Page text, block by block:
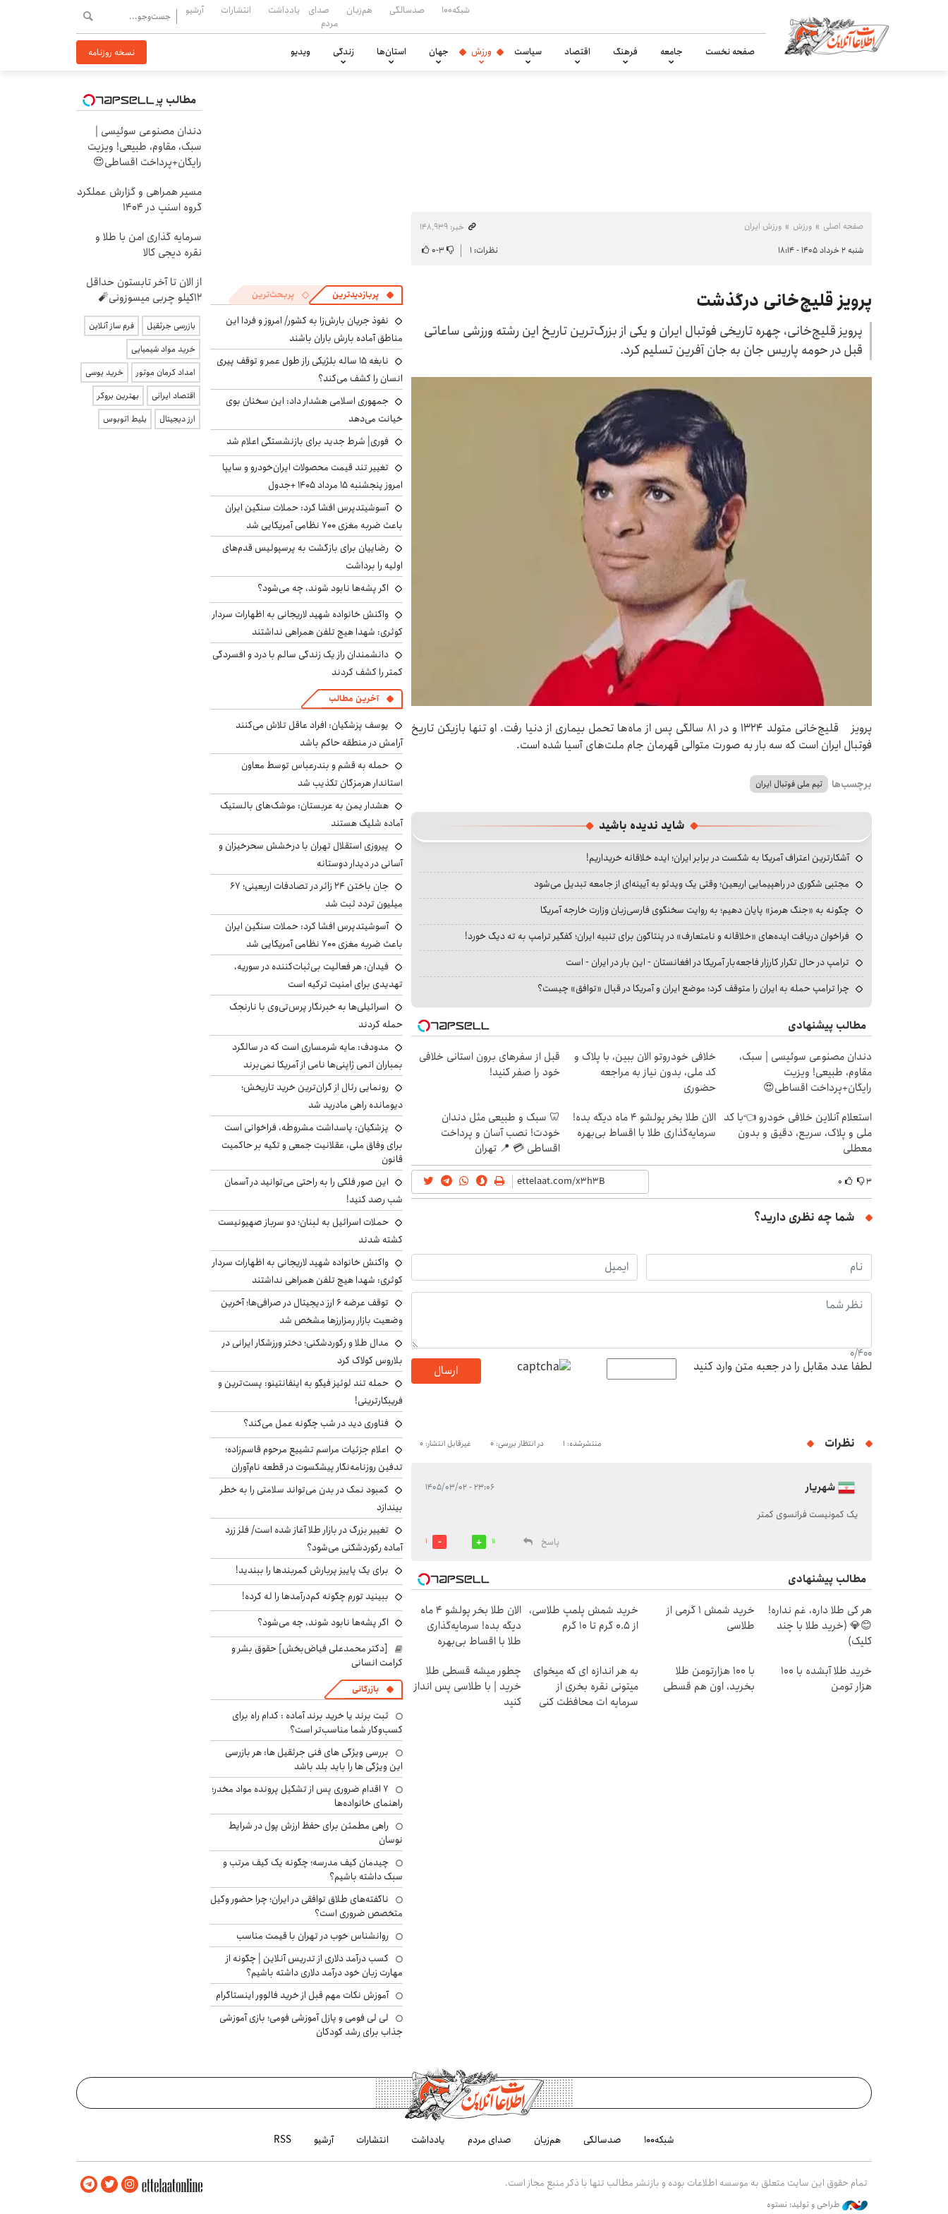
شبکه۱۰۰ صدسالگی هم‌زبان
صدای
مردم
یادداشت انتشارات آرشیو
صفحه نخست جامعه فرهنگ اقتصاد سیاست ورزش جهان استان‌ها زندگی ویدیو نسخه روزنامه
صفحه اصلی ورزش ورزش ایران
خبر: ۱۴۸٬۹۳۹
شنبه ۲ خرداد ۱۴۰۵ - ۱۸:۱۴
نظرات: ۱ ۳-۰
پرویز قلیچ‌خانی درگذشت
پرویز قلیچ‌خانی، چهره تاریخی فوتبال ایران و یکی از بزرگ‌ترین تاریخ این رشته ورزشی ساعاتی
قبل در حومه پاریس جان به جان آفرین تسلیم کرد.
پرویز قلیچ‌خانی متولد ۱۳۲۴ و در 81 سالگی پس از ماه‌ها تحمل بیماری از دنیا رفت. او تنها بازیکن تاریخ
فوتبال ایران است که سه بار به صورت متوالی قهرمان جام ملت‌های آسیا شده است.
برچسب‌ها تیم ملی فوتبال ایران
شاید ندیده باشید
آشکارترین اعتراف آمریکا به شکست در برابر ایران؛ ایده خلاقانه خریداریم!
مجتبی شکوری در راهپیمایی اربعین؛ وقتی یک ویدئو به آیینه‌ای از جامعه تبدیل می‌شود
چگونه به «جنگ هرمز» پایان دهیم؛ به روایت سخنگوی فارسی‌زبان وزارت خارجه آمریکا
فراخوان دریافت ایده‌های «خلاقانه و نامتعارف» در پنتاگون برای تنبیه ایران؛ کفگیر ترامپ به ته دیگ خورد!
ترامپ در حال تکرار کارزار فاجعه‌بار آمریکا در افغانستان - این بار در ایران - است
چرا ترامپ حمله به ایران را متوقف کرد؛ موضع ایران و آمریکا در قبال «توافق» چیست؟
مطالب پیشنهادی
دندان مصنوعی سوئیسی | سبک،
مقاوم، طبیعی! ویزیت
رایگان+پرداخت اقساطی😍
خلافی خودروتو الان ببین، با پلاک و
کد ملی، بدون نیاز به مراجعه
حضوری
قبل از سفرهای برون استانی خلافی
خود را صفر کنید!
استعلام آنلاین خلافی خودرو 👈با کد
ملی و پلاک، سریع، دقیق و بدون
معطلی
الان طلا بخر پولشو 4 ماه دیگه بده!
سرمایه‌گذاری طلا با اقساط بی‌بهره
🦷 سبک و طبیعی مثل دندان
خودت! نصب آسان و پرداخت
اقساطی 💳 📍 تهران
۳ ۰
شما چه نظری دارید؟
0/400
لطفا عدد مقابل را در جعبه متن وارد کنید ارسال
نظرات منتشرشده: 1 در انتظار بررسی: 0 غیرقابل انتشار: 0
شهریار ۲۳:۰۶ - ۱۴۰۵/۰۳/۰۲
یک کمونیست فرانسوی کمتر
پاسخ
11
1
مطالب پیشنهادی
هر کی طلا داره، غم نداره!
😊💎 (خرید طلا با چند
کلیک)
خرید شمش 1 گرمی از
طلاسی
خرید شمش پلمپ طلاسی،
از ۰.۵ گرم تا ۱۰ گرم
الان طلا بخر پولشو 4 ماه
دیگه بده! سرمایه‌گذاری
طلا با اقساط بی‌بهره
خرید طلا آبشده با 100
هزار تومن
با ۱۰۰ هزارتومن طلا
بخرید، اون هم قسطی
به هر اندازه ای که میخوای
میتونی نقره بخری از
سرمایه ات محافظت کنی
چطور میشه قسطی طلا
خرید | با طلاسی پس انداز
کنید
پربازدیدترین پربحث‌ترین
نفوذ جریان بارش‌زا به کشور/ امروز و فردا این
مناطق آماده بارش باران باشند
نابغه ۱۵ ساله بلژیکی راز طول عمر و توقف پیری
انسان را کشف می‌کند؟
جمهوری اسلامی هشدار داد: این سخنان بوی
خیانت می‌دهد
فوری| شرط جدید برای بازنشستگی اعلام شد
تغییر تند قیمت محصولات ایران‌خودرو و سایپا
امروز پنجشنبه ۱۵ مرداد ۱۴۰۵ +جدول
آسوشیتدپرس افشا کرد: حملات سنگین ایران
باعث ضربه مغزی ۷۰۰ نظامی آمریکایی شد
رضاییان برای بازگشت به پرسپولیس قدم‌های
اولیه را برداشت
اگر پشه‌ها نابود شوند، چه می‌شود؟
واکنش خانواده شهید لاریجانی به اظهارات سردار
کوثری: شهدا هیچ تلفن همراهی نداشتند
دانشمندان راز یک زندگی سالم با درد و افسردگی
کمتر را کشف کردند
آخرین مطالب
یوسف پزشکیان: افراد عاقل تلاش می‌کنند
آرامش در منطقه حاکم باشد
حمله به قشم و بندرعباس توسط معاون
استاندار هرمزگان تکذیب شد
هشدار یمن به عربستان: موشک‌های بالستیک
آماده شلیک هستند
پیروزی استقلال تهران با درخشش سحرخیزان و
آسانی در دیدار دوستانه
جان باختن ۲۴ زائر در تصادفات اربعینی؛ ۶۷
میلیون تردد ثبت شد
آسوشیتدپرس افشا کرد: حملات سنگین ایران
باعث ضربه مغزی ۷۰۰ نظامی آمریکایی شد
فیدان: هر فعالیت بی‌ثبات‌کننده در سوریه،
تهدیدی برای امنیت ترکیه است
اسرائیلی‌ها به خبرنگار پرس‌تی‌وی با نارنجک
حمله کردند
مدودف: مایه شرمساری است که در سالگرد
بمباران اتمی ژاپنی‌ها نامی از آمریکا نمی‌برند
رونمایی رئال از گران‌ترین خرید تاریخش؛
دیومانده راهی مادرید شد
پزشکیان: پاسداشت مشروطه، فراخوانی است
برای وفاق ملی، عقلانیت جمعی و تکیه بر حاکمیت
قانون
این صور فلکی را به راحتی می‌توانید در آسمان
شب رصد کنید!
حملات اسرائیل به لبنان؛ دو سرباز صهیونیست
کشته شدند
واکنش خانواده شهید لاریجانی به اظهارات سردار
کوثری: شهدا هیچ تلفن همراهی نداشتند
توقف عرضه ۶ ارز دیجیتال در صرافی‌ها؛ آخرین
وضعیت بازار رمزارزها مشخص شد
مدال طلا و رکوردشکنی؛ دختر ورزشکار ایرانی در
بلاروس کولاک کرد
حمله تند لوئیز فیگو به اینفانتینو: پست‌ترین و
فریبکارترینی!
فناوری دید در شب چگونه عمل می‌کند؟
اعلام جزئیات مراسم تشییع مرحوم قاسم‌زاده؛
تدفین روزنامه‌نگار پیشکسوت در قطعه نام‌آوران
کمبود نمک در بدن می‌تواند سلامتی را به خطر
بیندازد
تغییر بزرگ در بازار طلا آغاز شده است/ فلز زرد
آماده رکوردشکنی می‌شود؟
برای یک پاییز پربارش کمربندها را ببندید!
ببینید تورم چگونه کم‌درآمدها را له کرده!
اگر پشه‌ها نابود شوند، چه می‌شود؟
[دکتر محمدعلی فیاض‌بخش] حقوق بشر و
کرامت انسانی
بازرگانی
ثبت برند یا خرید برند آماده : کدام راه برای
کسب‌وکار شما مناسب‌تر است؟
بررسی ویژگی های فنی جرثقیل ها: هر بازرسی
این ویژگی ها را باید بلد باشد
۷ اقدام ضروری پس از تشکیل پرونده مواد مخدر؛
راهنمای خانواده‌ها
راهی مطمئن برای حفظ ارزش پول در شرایط
نوسان
چیدمان کیف مدرسه؛ چگونه یک کیف مرتب و
سبک داشته باشیم؟
ناگفته‌های طلاق توافقی در ایران؛ چرا حضور وکیل
متخصص ضروری است؟
روانشناس خوب در تهران با قیمت مناسب
کسب درآمد دلاری از تدریس آنلاین | چگونه از
مهارت زبان خود درآمد دلاری داشته باشیم؟
آموزش نکات مهم قبل از خرید فالوور اینستاگرام
لی لی فومی و پازل آموزشی فومی؛ بازی آموزشی
جذاب برای رشد کودکان
مطالب پیشنهادی
دندان مصنوعی سوئیسی |
سبک، مقاوم، طبیعی! ویزیت
رایگان+پرداخت اقساطی😍
مسیر همراهی و گزارش عملکرد
گروه اسنپ در ۱۴۰۴
سرمایه گذاری امن با طلا و
نقره دیجی کالا
از الان تا آخر تابستون حداقل
12کیلو چربی میسوزونی🧨
بازرسی جرثقیل
فرم ساز آنلاین
خرید مواد شیمیایی
امداد کرمان موتور
خرید یوسی
اقتصاد ایرانی
بهترین بروکر
ارز دیجیتال
بلیط اتوبوس
شبکه۱۰۰ صدسالگی هم‌زبان صدای مردم یادداشت انتشارات آرشیو RSS
تمام حقوق این سایت متعلق به موسسه اطلاعات بوده و بازنشر مطالب تنها با ذکر منبع مجاز است.
طراحی و تولید: نستوه